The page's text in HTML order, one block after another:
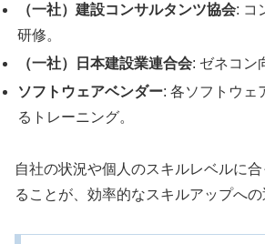
（一社）建設コンサルタンツ協会: コ
研修。
（一社）日本建設業連合会: ゼネコン
ソフトウェアベンダー: 各ソフトウェ
るトレーニング。
自社の状況や個人のスキルレベルに
ることが、効率的なスキルアップへの